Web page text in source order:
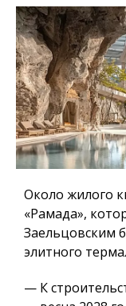
Около жилого
«Рамада»,
Заельцовским
элитного
— К